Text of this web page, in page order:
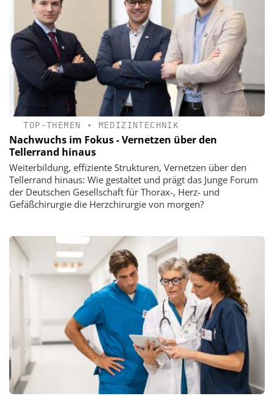
TOP-THEMEN • MEDIZINTECHNIK
Nachwuchs im Fokus - Vernetzen über den
Tellerrand hinaus
Weiterbildung, effiziente Strukturen, Vernetzen über den
Tellerrand hinaus: Wie gestaltet und prägt das Junge Forum
der Deutschen Gesellschaft für Thorax-, Herz- und
Gefäßchirurgie die Herzchirurgie von morgen?